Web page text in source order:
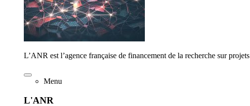
L’ANR est l’agence française de financement de la recherche sur projets
Menu
L'ANR